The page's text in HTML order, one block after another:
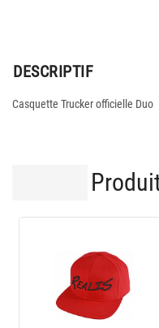
DESCRIPTIF
Casquette Trucker officielle Duo